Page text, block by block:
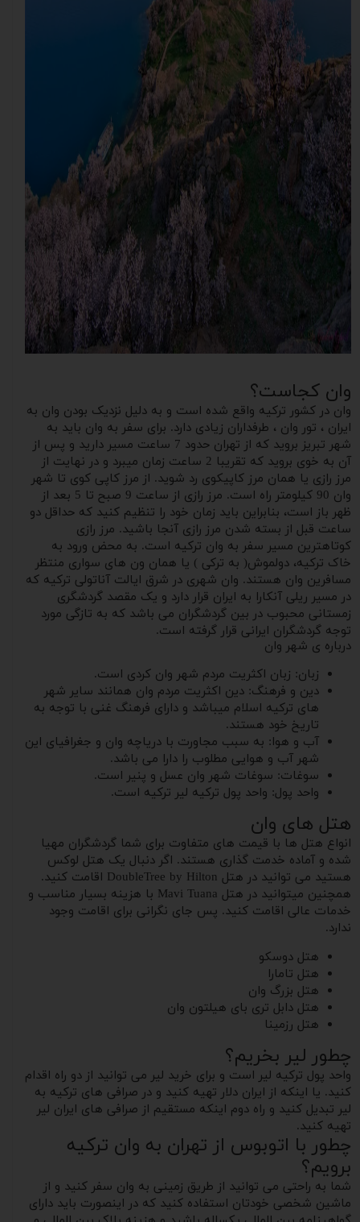
وان کجاست؟
وان در کشور ترکیه واقع شده است و به دلیل نزدیک بودن وان به
ایران ، تور وان ، طرفداران زیادی دارد. برای سفر به وان باید به
شهر تبریز بروید که از تهران حدود 7 ساعت مسیر دارید و پس از
آن به خوی بروید که تقریبا 2 ساعت زمان میبرد و در نهایت از
مرز رازی یا همان مرز کاپیکوی رد شوید. از مرز کاپی کوی تا شهر
وان 90 کیلومتر راه است. مرز رازی از ساعت 9 صبح تا 5 بعد از
ظهر باز است، بنابراین باید زمان خود را تنظیم کنید که حداقل دو
ساعت قبل از بسته شدن مرز رازی آنجا باشید. مرز رازی
کوتاهترین مسیر سفر به وان ترکیه است. به محض ورود به
خاک ترکیه، دولموش( به ترکی ) یا همان ون های سواری منتظر
مسافرین وان هستند. وان شهری در شرق ایالت آناتولی ترکیه که
در مسیر ریلی آنکارا به ایران قرار دارد و یک مقصد گردشگری
زمستانی محبوب در بین گردشگران می باشد که به تازگی مورد
توجه گردشگران ایرانی قرار گرفته است.
درباره ی شهر وان
زبان: زبان اکثریت مردم شهر وان کردی است.
دین و فرهنگ: دین اکثریت مردم وان همانند سایر شهر
های ترکیه اسلام میباشد و دارای فرهنگ غنی با توجه به
تاریخ خود هستند.
آب و هوا: به سبب مجاورت با دریاچه وان و جغرافیای این
شهر آب و هوایی مطلوب را دارا می باشد.
سوغات: سوغات شهر وان عسل و پنیر است.
واحد پول: واحد پول ترکیه لیر ترکیه است.
هتل های وان
انواع هتل ها با قیمت های متفاوت برای شما گردشگران مهیا
شده و آماده خدمت گذاری هستند. اگر دنبال یک هتل لوکس
هستید می توانید در هتل DoubleTree by Hilton اقامت کنید.
همچنین میتوانید در هتل Mavi Tuana با هزینه بسیار مناسب و
خدمات عالی اقامت کنید. پس جای نگرانی برای اقامت وجود
ندارد.
هتل دوسکو
هتل تامارا
هتل بزرگ وان
هتل دابل تری بای هیلتون وان
هتل رزمینا
چطور لیر بخریم؟
واحد پول ترکیه لیر است و برای خرید لیر می توانید از دو راه اقدام
کنید. یا اینکه از ایران دلار تهیه کنید و در صرافی های ترکیه به
لیر تبدیل کنید و راه دوم اینکه مستقیم از صرافی های ایران لیر
تهیه کنید.
چطور با اتوبوس از تهران به وان ترکیه
برویم؟
شما به راحتی می توانید از طریق زمینی به وان سفر کنید و از
ماشین شخصی خودتان استفاده کنید که در اینصورت باید دارای